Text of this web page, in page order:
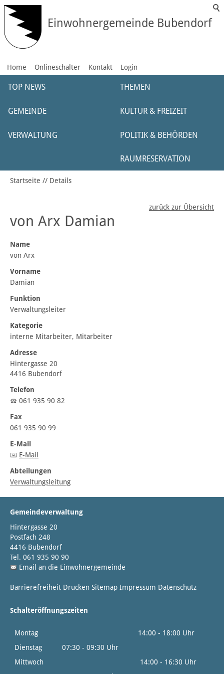
Einwohnergemeinde Bubendorf
Home Onlineschalter Kontakt Login
TOP NEWS THEMEN
GEMEINDE KULTUR & FREIZEIT
VERWALTUNG POLITIK & BEHÖRDEN
RAUMRESERVATION
Startseite Details
zurück zur Übersicht
von Arx Damian
Name
von Arx
Vorname
Damian
Funktion
Verwaltungsleiter
Kategorie
interne Mitarbeiter, Mitarbeiter
Adresse
Hintergasse 20
4416 Bubendorf
Telefon
061 935 90 82
Fax
061 935 90 99
E-Mail
E-Mail
Abteilungen
Verwaltungsleitung
Gemeindeverwaltung
Hintergasse 20
Postfach 248
4416 Bubendorf
Tel. 061 935 90 90
Email an die Einwohnergemeinde
Barrierefreiheit Drucken Sitemap Impressum Datenschutz
Schalteröffnungszeiten
Montag
14:00 - 18:00 Uhr
Dienstag
07:30 - 09:30 Uhr
Mittwoch
14:00 - 16:30 Uhr